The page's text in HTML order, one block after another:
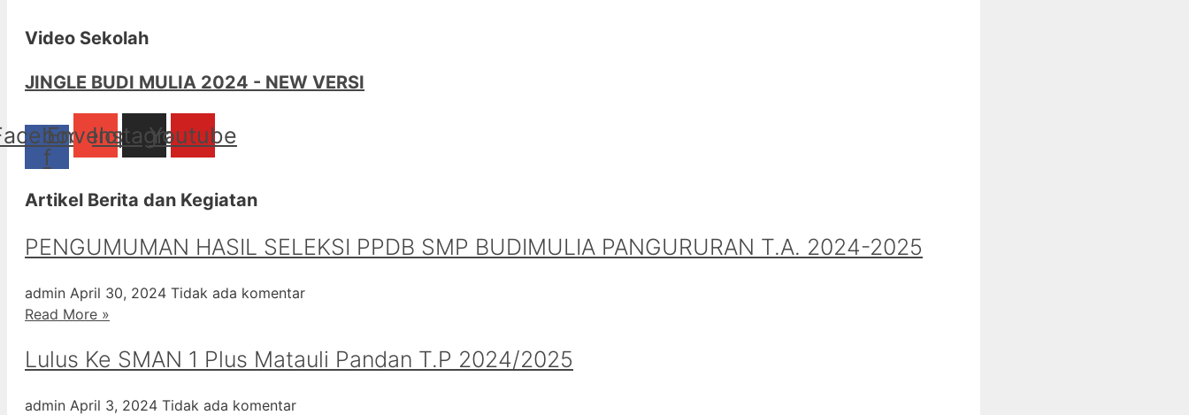
Video Sekolah
JINGLE BUDI MULIA 2024 - NEW VERSI
f
Envelope
Instagram
Youtube
Artikel Berita dan Kegiatan
PENGUMUMAN HASIL SELEKSI PPDB SMP BUDIMULIA PANGURURAN T.A. 2024-2025
admin April 30, 2024 Tidak ada komentar
Read More »
Lulus Ke SMAN 1 Plus Matauli Pandan T.P 2024/2025
admin April 3, 2024 Tidak ada komentar